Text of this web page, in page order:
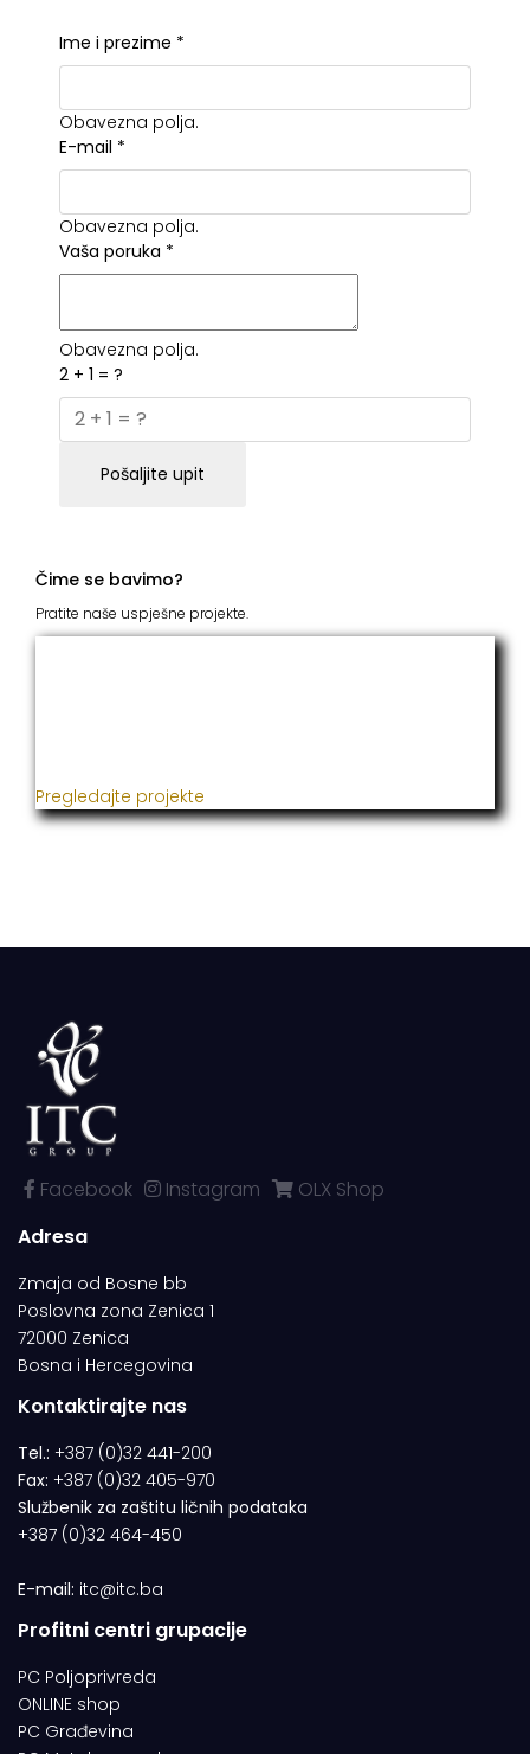
Ime i prezime *
Obavezna polja.
E-mail *
Obavezna polja.
Vaša poruka *
Obavezna polja.
2 + 1 = ?
Pošaljite upit
Čime se bavimo?
Pratite naše uspješne projekte.
Pregledajte projekte
Facebook Instagram
OLX Shop
Adresa
Zmaja od Bosne bb
Poslovna zona Zenica 1
72000 Zenica
Bosna i Hercegovina
Kontaktirajte nas
Tel.: +387 (0)32 441-200
Fax: +387 (0)32 405-970
Službenik za zaštitu ličnih podataka
+387 (0)32 464-450
E-mail: itc@itc.ba
Profitni centri grupacije
PC Poljoprivreda
ONLINE shop
PC Građevina